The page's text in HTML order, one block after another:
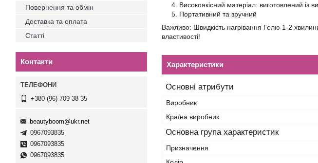
Високоякісний матеріал: виготовлений із
Портативний та зручний
Важливо: Швидкість нагрівання Гелю 1-2
властивості!
Характеристики
Основні атрибути
Виробник
Країна виробник
Основна група характеристик
Призначення
Повернення та обмін
Доставка та оплата
Статті
Контакти
+380 (96) 709-38-35
beautyboom@ukr.net
0967093835
0967093835
0967093835